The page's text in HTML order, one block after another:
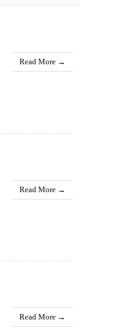
Read More →
Read More →
Read More →